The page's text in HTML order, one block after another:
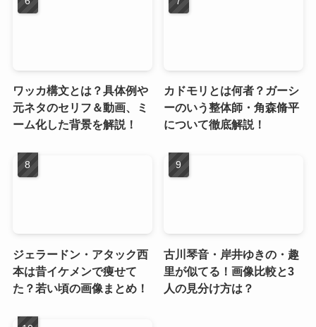
ワッカ構文とは？具体例や
元ネタのセリフ＆動画、ミ
ーム化した背景を解説！
カドモリとは何者？ガーシ
ーのいう整体師・角森脩平
について徹底解説！
ジェラードン・アタック西
本は昔イケメンで痩せて
た？若い頃の画像まとめ！
古川琴音・岸井ゆきの・趣
里が似てる！画像比較と3
人の見分け方は？